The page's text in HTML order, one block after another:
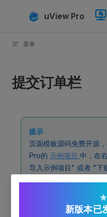
★
新版本已
Skip to contentuView Pro
菜单
提交订单栏
提示
页面模板源码免费开源
Pro的 示例项目 中，在
导入示例项目" 或者 "下